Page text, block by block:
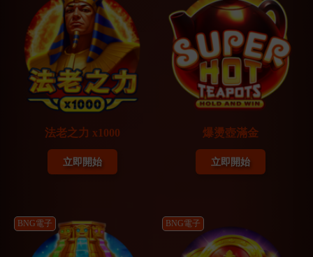
法老之力 x1000
立即開始
爆燙壺滿金
立即開始
BNG電子 BNG電子